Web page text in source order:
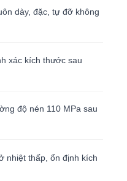
dày, đặc, tự đỡ không
xác kích thước sau
độ nén 110 MPa sau
nhiệt thấp, ổn định kích